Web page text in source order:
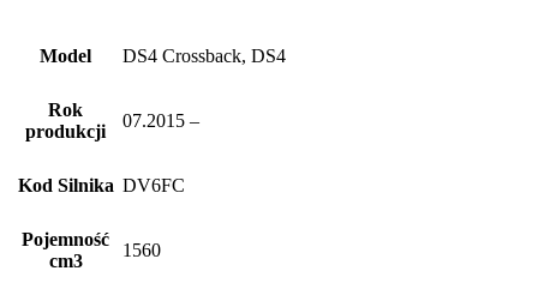
Model DS4 Crossback, DS4
Rok
produkcji
07.2015 –
Kod Silnika DV6FC
Pojemność
cm3
1560